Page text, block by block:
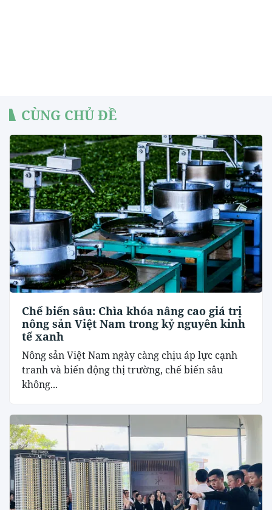
CÙNG CHỦ ĐỀ
Chế biến sâu: Chìa khóa nâng cao giá trị
nông sản Việt Nam trong kỷ nguyên kinh
tế xanh
Nông sản Việt Nam ngày càng chịu áp lực cạnh
tranh và biến động thị trường, chế biến sâu
không...